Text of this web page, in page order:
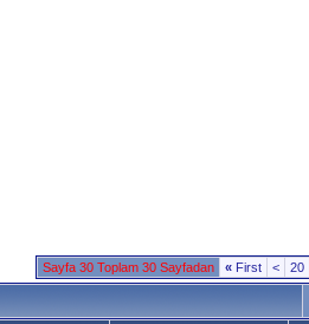
Sayfa 30 Toplam 30 Sayfadan « First < 20